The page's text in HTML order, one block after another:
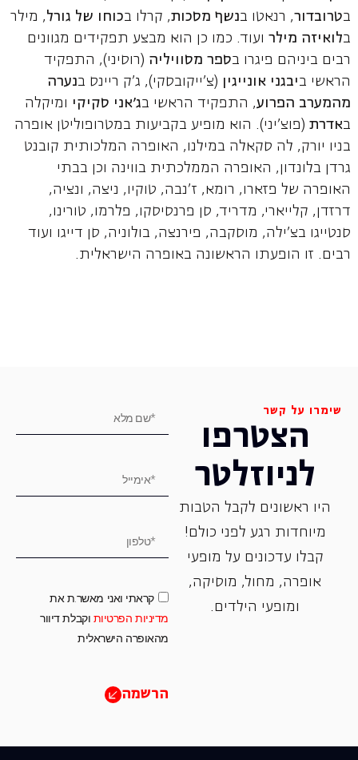
בטרובדור, רנאטו בנשף מסכות, קרלו בכוחו של גורל, מילר
בלואיזה מילרועוד. כמו כן הוא מבצע תפקידים מגוונים
רבים ביניהם פיגרו בספר מסוויליה (רוסיני), התפקיד
הראשי ביבגני אונייגין (צ'ייקובסקי), ג'ק ריינס בנערה
מהמערב הפרוע, התפקיד הראשי בג'אני סקיקי ומיקלה
באדרת(פוצ'יני). הוא מופיע בקביעות במטרופוליטן אופרה
בניו יורק, לה סקאלה במילנו, האופרה המלכותית קובנט
גרדן בלונדון, האופרה הממלכתית בווינה וכן בבתי
האופרה של פזארו, רומא, ז'נבה, טוקיו, ניצה, ונציה,
דרזדן, קלייארי, מדריד, סן פרנסיסקו, פלרמו, טורינו,
סנטייגו בצ'ילה, מוסקבה, פירנצה, בולוניה, סן דייגו ועוד
רבים. זו הופעתו הראשונה באופרה הישראלית.
שימרו על קשר
הצטרפו
לניוזלטר
היו ראשונים לקבל הטבות
מיוחדות רגע לפני כולם!
קבלו עדכונים על מופעי
אופרה, ‏מחול, ‏מוסיקה,
ומופעי הילדים.
קראתי ואני מאשר.ת את
מדיניות הפרטיות וקבלת דיוור
מהאופרה הישראלית
הרשמה